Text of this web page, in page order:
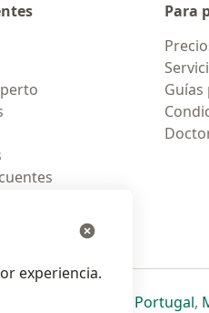
Para
Guías
una nueva pestaña
abre en una nueva pestaña
se abre en una
se abre
Portugal,
experiencia.